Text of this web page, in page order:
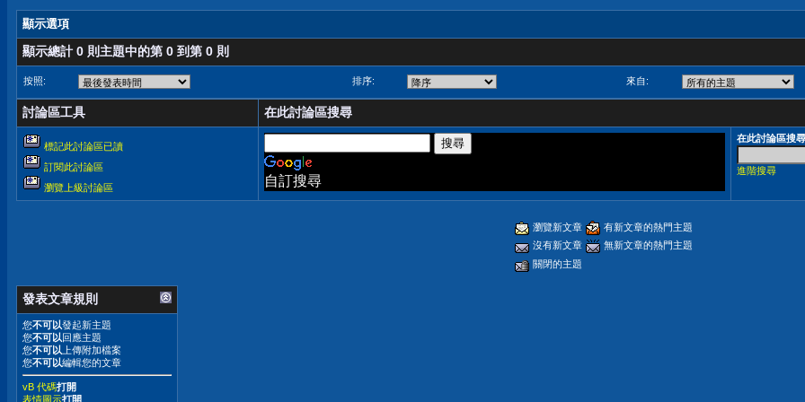
顯示選項
顯示總計 0 則主題中的第 0 到第 0 則
按照: 排序: 來自:
討論區工具 在此討論區搜尋
標記此討論區已讀
訂閱此討論區
瀏覽上級討論區
自訂搜尋
在此討論區搜尋
進階搜尋
瀏覽新文章
有新文章的熱門主題
沒有新文章
無新文章的熱門主題
關閉的主題
發表文章規則
您不可以發起新主題
您不可以回應主題
您不可以 上傳附加檔案
您不可以編輯您的文章
vB 代碼打開
表情圖示打開